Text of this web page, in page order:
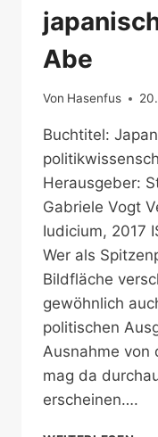
Abe
Von Hasenfus
Buchtitel:
Herausgeber:
Gabriele Vogt
Iudicium, 2017
Wer als
Bildfläche
gewöhnlich
politischen
Ausnahme von
mag da
erscheinen….